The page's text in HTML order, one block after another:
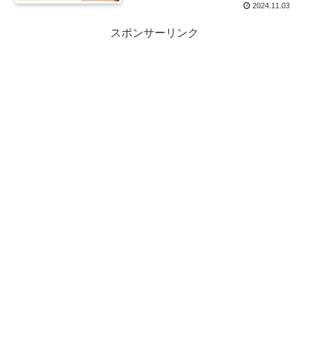
2024.11.03
スポンサーリンク